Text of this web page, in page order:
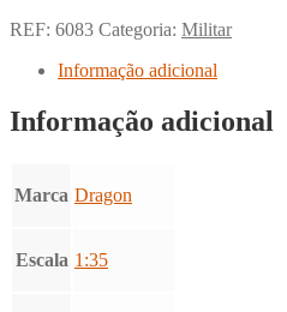
REF: 6083 Categoria: Militar
Informação adicional
Informação adicional
Marca Dragon
Escala 1:35